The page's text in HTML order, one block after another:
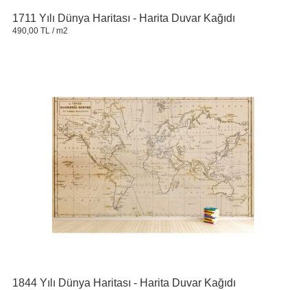
1711 Yılı Dünya Haritası - Harita Duvar Kağıdı
490,00 TL / m2
1844 Yılı Dünya Haritası - Harita Duvar Kağıdı